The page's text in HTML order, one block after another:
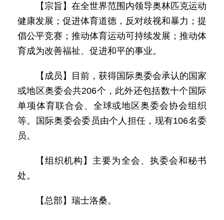
【宗旨】在全世界范围内领导奥林匹克运动
健康发展；促进体育道德，反对歧视和暴力；提
倡公平竞赛；推动体育运动可持续发展；推动体
育成为改善福祉、促进和平的事业。
【成员】目前，获得国际奥委会承认的国家
或地区奥委会共206个，此外还包括数十个国际
单项体育联合会、全球或地区奥委会协会组织
等。国际奥委会委员由个人担任，现有106名委
员。
【组织机构】主要为全会、执委会和秘书
处。
【总部】瑞士洛桑。